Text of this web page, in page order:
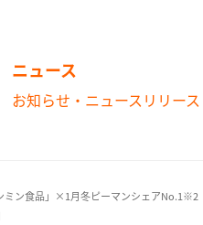
ニュース
お知らせ・ニュースリリー
ン食品」×1月冬ピーマンシェアNo.1※2